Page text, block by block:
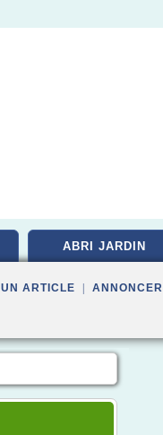
ABRI JARDIN
UN ARTICLE ANNONCER